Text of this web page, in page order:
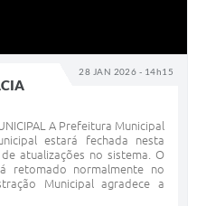
28 JAN 2026 - 14h15
A Prefeitura Municipal
estará fechada nesta
atualizações no sistema. O
retomado normalmente no
Municipal agradece a